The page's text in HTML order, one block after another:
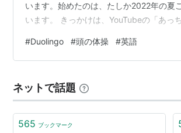
います。始めたのは、たしか2022年の夏
います。 きっかけは、YouTubeの「あっ
いて話されていて、「私もやってみよう！
が始まりでした。家族をとても大切にさ
ですが、気がつけば1400日。継続は力な
が、本当に続けることの大切さを実感し
からも、い…
#Duolingo #頭の体操 #英語
ネットで話題
565 ブックマーク